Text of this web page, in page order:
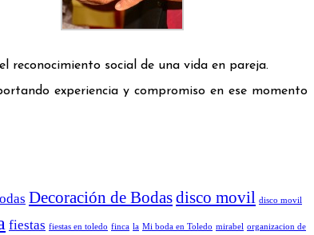
reconocimiento social de una vida en pareja.
experiencia y compromiso en ese momento
Decoración de Bodasdisco movil disco movil
fiestas fiestas en toledo finca la Mi boda en Toledo mirabel organizacion de